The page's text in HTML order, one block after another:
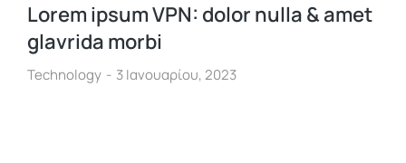
Lorem ipsum VPN: dolor nulla & amet
glavrida morbi
Technology 3 Ιανουαρίου, 2023